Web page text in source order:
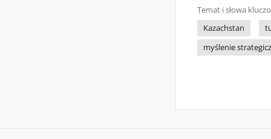
Temat i słowa
Kazachstan
myślenie